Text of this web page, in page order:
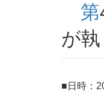
第461例会は就任式でした！それに先立ち入会式
が
■日時：